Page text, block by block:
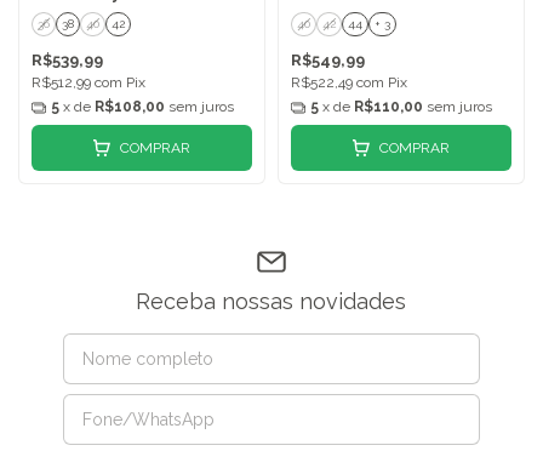
36 38 40 42
R$539,99
R$512,99 com Pix
5 x de R$108,00 sem juros
COMPRAR
40 42 44 + 3
R$549,99
R$522,49 com Pix
5 x de R$110,00 sem juros
COMPRAR
Receba nossas novidades